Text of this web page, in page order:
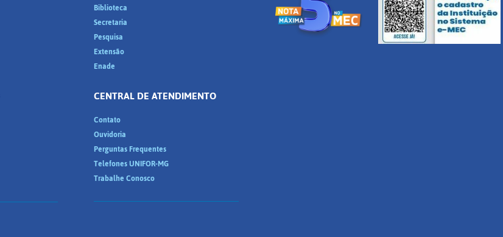
Biblioteca
Secretaria
Pesquisa
Extensão
Enade
CENTRAL DE ATENDIMENTO
Contato
Ouvidoria
Perguntas Frequentes
Telefones UNIFOR-MG
Trabalhe Conosco